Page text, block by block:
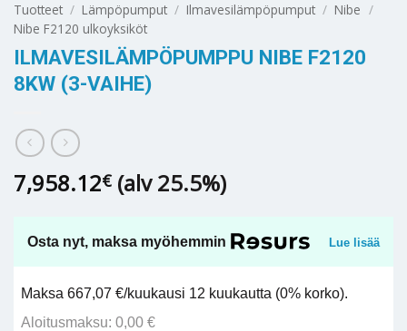
Tuotteet / Lämpöpumput / Ilmavesilämpöpumput / Nibe /
Nibe F2120 ulkoyksiköt
ILMAVESILÄMPÖPUMPPU NIBE F2120
8KW (3-VAIHE)
7,958.12€ (alv 25.5%)
Osta nyt, maksa myöhemmin Lue lisää
Maksa 667,07 €/kuukausi 12 kuukautta (0% korko).
Aloitusmaksu: 0,00 €